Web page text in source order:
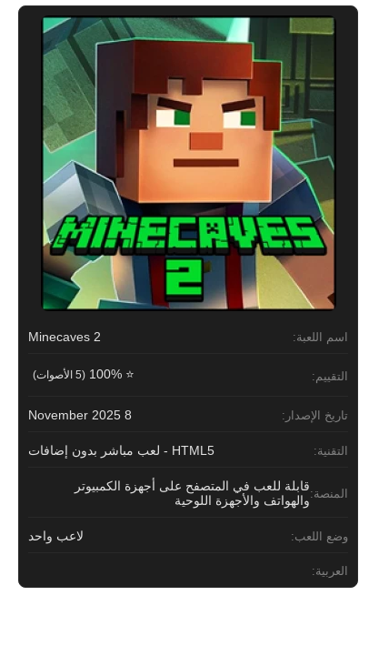
اسم اللعبة: Minecaves 2
التقييم: ⭐ 100% (5 الأصوات)
تاريخ الإصدار: 8 November 2025
التقنية: HTML5 - لعب مباشر بدون إضافات
المنصة:قابلة للعب في المتصفح على أجهزة الكمبيوتر
والهواتف والأجهزة اللوحية
وضع اللعب: لاعب واحد
العربية: